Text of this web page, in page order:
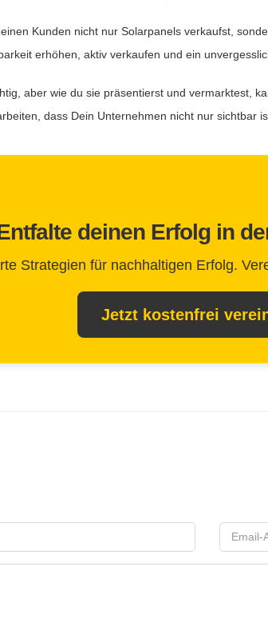
Kunden nicht nur Solarpanels verkaufst,
erhöhen, aktiv verkaufen und ein
aber wie du sie präsentierst und vermarktest,
dass Dein Unternehmen nicht nur sichtbar
deinen Erfolg in
Strategien für nachhaltigen Erfolg.
Jetzt kostenfrei